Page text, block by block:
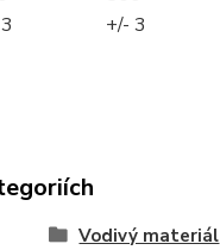
+/- 3
Vodivý materiál